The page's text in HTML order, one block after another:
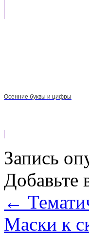
Осенние буквы и цифры
Запись
Добавьте
←
Маски к